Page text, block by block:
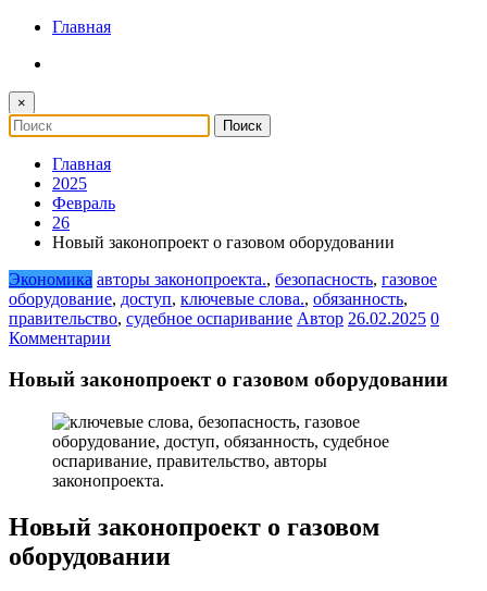
Главная
×
Главная
2025
Февраль
26
Новый законопроект о газовом оборудовании
Экономика авторы законопроекта., безопасность, газовое
оборудование, доступ, ключевые слова., обязанность,
правительство, судебное оспаривание Автор 26.02.2025 0
Комментарии
Новый законопроект о газовом оборудовании
Новый законопроект о газовом
оборудовании